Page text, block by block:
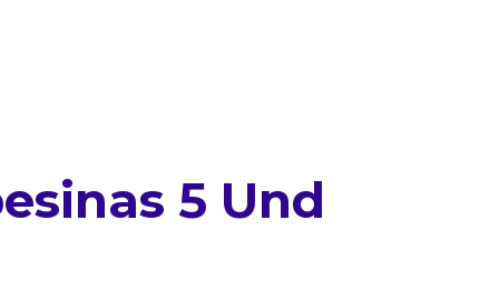
5 Und